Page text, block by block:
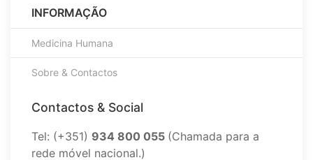
INFORMAÇÃO
Medicina Humana
Sobre & Contactos
Contactos & Social
Tel: (+351) 934 800 055 (Chamada para a
rede móvel nacional.)